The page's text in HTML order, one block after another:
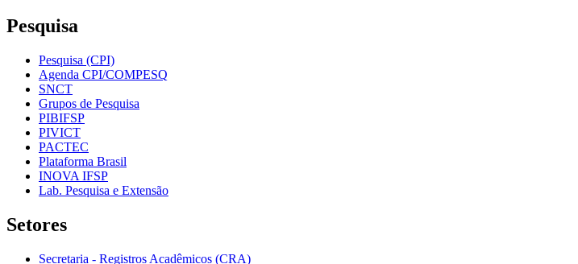
Pesquisa
Pesquisa (CPI)
Agenda CPI/COMPESQ
SNCT
Grupos de Pesquisa
PIBIFSP
PIVICT
PACTEC
Plataforma Brasil
INOVA IFSP
Lab. Pesquisa e Extensão
Setores
Secretaria - Registros Acadêmicos (CRA)